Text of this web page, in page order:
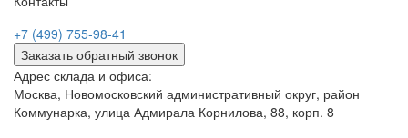
+7 (499) 755-98-41
Заказать обратный звонок
Адрес склада и офиса:
Москва, Новомосковский административный округ, район
Коммунарка, улица Адмирала Корнилова, 88, корп. 8